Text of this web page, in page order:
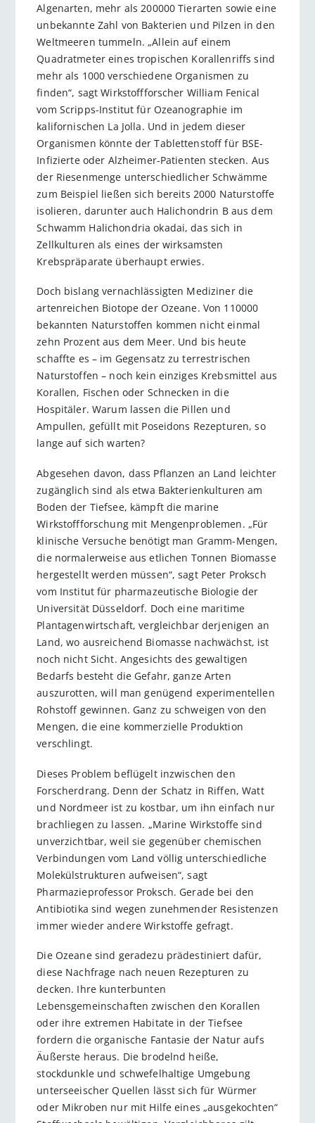
Algenarten, mehr als 200000 Tierarten sowie eine
unbekannte Zahl von Bakterien und Pilzen in den
Weltmeeren tummeln. „Allein auf einem
Quadratmeter eines tropischen Korallenriffs sind
mehr als 1000 verschiedene Organismen zu
finden“, sagt Wirkstoffforscher William Fenical
vom Scripps-Institut für Ozeanographie im
kalifornischen La Jolla. Und in jedem dieser
Organismen könnte der Tablettenstoff für BSE-
Infizierte oder Alzheimer-Patienten stecken. Aus
der Riesenmenge unterschiedlicher Schwämme
zum Beispiel ließen sich bereits 2000 Naturstoffe
isolieren, darunter auch Halichondrin B aus dem
Schwamm Halichondria okadai, das sich in
Zellkulturen als eines der wirksamsten
Krebspräparate überhaupt erwies.
Doch bislang vernachlässigten Mediziner die
artenreichen Biotope der Ozeane. Von 110000
bekannten Naturstoffen kommen nicht einmal
zehn Prozent aus dem Meer. Und bis heute
schaffte es – im Gegensatz zu terrestrischen
Naturstoffen – noch kein einziges Krebsmittel aus
Korallen, Fischen oder Schnecken in die
Hospitäler. Warum lassen die Pillen und
Ampullen, gefüllt mit Poseidons Rezepturen, so
lange auf sich warten?
Abgesehen davon, dass Pflanzen an Land leichter
zugänglich sind als etwa Bakterienkulturen am
Boden der Tiefsee, kämpft die marine
Wirkstoffforschung mit Mengenproblemen. „Für
klinische Versuche benötigt man Gramm-Mengen,
die normalerweise aus etlichen Tonnen Biomasse
hergestellt werden müssen“, sagt Peter Proksch
vom Institut für pharmazeutische Biologie der
Universität Düsseldorf. Doch eine maritime
Plantagenwirtschaft, vergleichbar derjenigen an
Land, wo ausreichend Biomasse nachwächst, ist
noch nicht Sicht. Angesichts des gewaltigen
Bedarfs besteht die Gefahr, ganze Arten
auszurotten, will man genügend experimentellen
Rohstoff gewinnen. Ganz zu schweigen von den
Mengen, die eine kommerzielle Produktion
verschlingt.
Dieses Problem beflügelt inzwischen den
Forscherdrang. Denn der Schatz in Riffen, Watt
und Nordmeer ist zu kostbar, um ihn einfach nur
brachliegen zu lassen. „Marine Wirkstoffe sind
unverzichtbar, weil sie gegenüber chemischen
Verbindungen vom Land völlig unterschiedliche
Molekülstrukturen aufweisen“, sagt
Pharmazieprofessor Proksch. Gerade bei den
Antibiotika sind wegen zunehmender Resistenzen
immer wieder andere Wirkstoffe gefragt.
Die Ozeane sind geradezu prädestiniert dafür,
diese Nachfrage nach neuen Rezepturen zu
decken. Ihre kunterbunten
Lebensgemeinschaften zwischen den Korallen
oder ihre extremen Habitate in der Tiefsee
fordern die organische Fantasie der Natur aufs
Äußerste heraus. Die brodelnd heiße,
stockdunkle und schwefelhaltige Umgebung
unterseeischer Quellen lässt sich für Würmer
oder Mikroben nur mit Hilfe eines „ausgekochten“